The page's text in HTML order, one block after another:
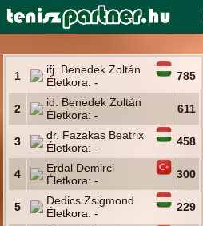
1
ifj. Benedek Zoltán
Életkora: -
785
2
id. Benedek Zoltán
Életkora: -
611
3
dr. Fazakas Beatrix
Életkora: -
458
4
Erdal Demirci
Életkora: -
300
5
Dedics Zsigmond
Életkora: -
229